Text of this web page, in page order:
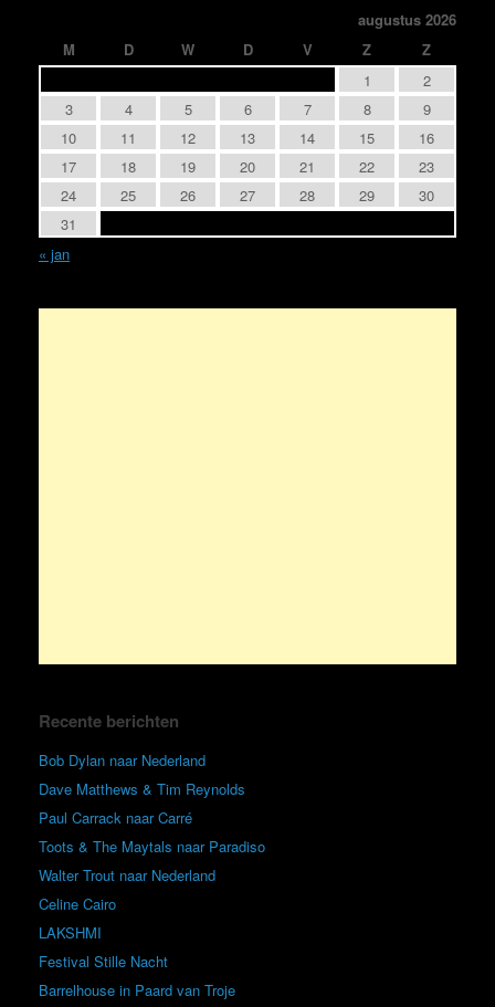
augustus 2026
M
D W D V Z
Z
1
2
3
4 5 6 7 8
9
10
11 12 13 14 15
16
17
18 19 20 21 22
23
24
25 26 27 28 29
30
31
« jan
Recente berichten
Bob Dylan naar Nederland
Dave Matthews & Tim Reynolds
Paul Carrack naar Carré
Toots & The Maytals naar Paradiso
Walter Trout naar Nederland
Celine Cairo
LAKSHMI
Festival Stille Nacht
Barrelhouse in Paard van Troje